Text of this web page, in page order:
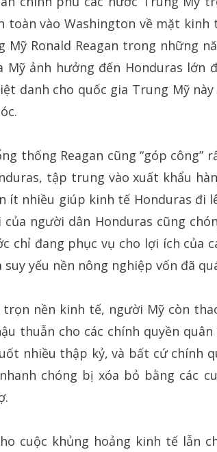
toàn vào Washington về mặt
Mỹ Ronald Reagan trong những
Mỹ ảnh hưởng đến Honduras lớn
danh cho quốc gia Trung Mỹ này
thống Reagan cũng “góp
tập trung vào xuất khẩu
ít nhiều giúp kinh tế Honduras đi
của người dân Honduras cũng
chỉ đang phục vụ cho lợi ích của
suy yếu nền nông nghiệp vốn đã
trọn nền kinh tế, người Mỹ còn
thuẫn cho các chính quyền
nhiều thập kỷ, và bất cứ chính
chóng bị xóa bỏ bằng các
cuộc khủng hoảng kinh tế lẫn